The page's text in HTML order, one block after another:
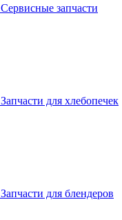
Сервисные запчасти
Запчасти для хлебопечек
Запчасти для блендеров